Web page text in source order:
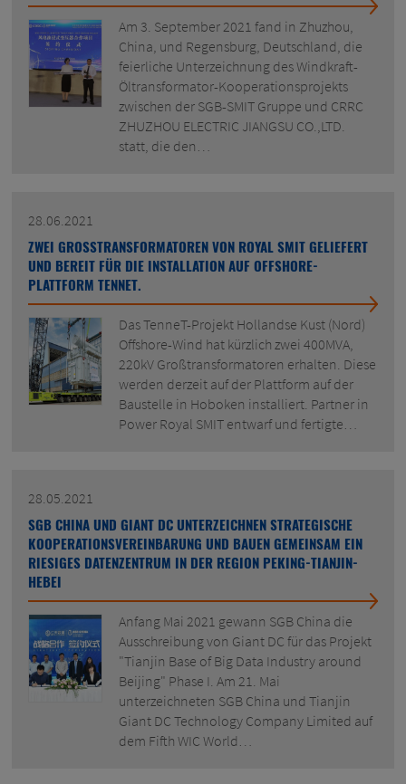
Am 3. September 2021 fand in Zhuzhou,
China, und Regensburg, Deutschland, die
feierliche Unterzeichnung des Windkraft-
Öltransformator-Kooperationsprojekts
zwischen der SGB-SMIT Gruppe und CRRC
ZHUZHOU ELECTRIC JIANGSU CO.,LTD.
statt, die den…
28.06.2021
ZWEI GROSSTRANSFORMATOREN VON ROYAL SMIT GELIEFERT
UND BEREIT FÜR DIE INSTALLATION AUF OFFSHORE-
PLATTFORM TENNET.
Das TenneT-Projekt Hollandse Kust (Nord)
Offshore-Wind hat kürzlich zwei 400MVA,
220kV Großtransformatoren erhalten. Diese
werden derzeit auf der Plattform auf der
Baustelle in Hoboken installiert. Partner in
Power Royal SMIT entwarf und fertigte…
28.05.2021
SGB CHINA UND GIANT DC UNTERZEICHNEN STRATEGISCHE
KOOPERATIONSVEREINBARUNG UND BAUEN GEMEINSAM EIN
RIESIGES DATENZENTRUM IN DER REGION PEKING-TIANJIN-
HEBEI
Anfang Mai 2021 gewann SGB China die
Ausschreibung von Giant DC für das Projekt
"Tianjin Base of Big Data Industry around
Beijing" Phase I. Am 21. Mai
unterzeichneten SGB China und Tianjin
Giant DC Technology Company Limited auf
dem Fifth WIC World…